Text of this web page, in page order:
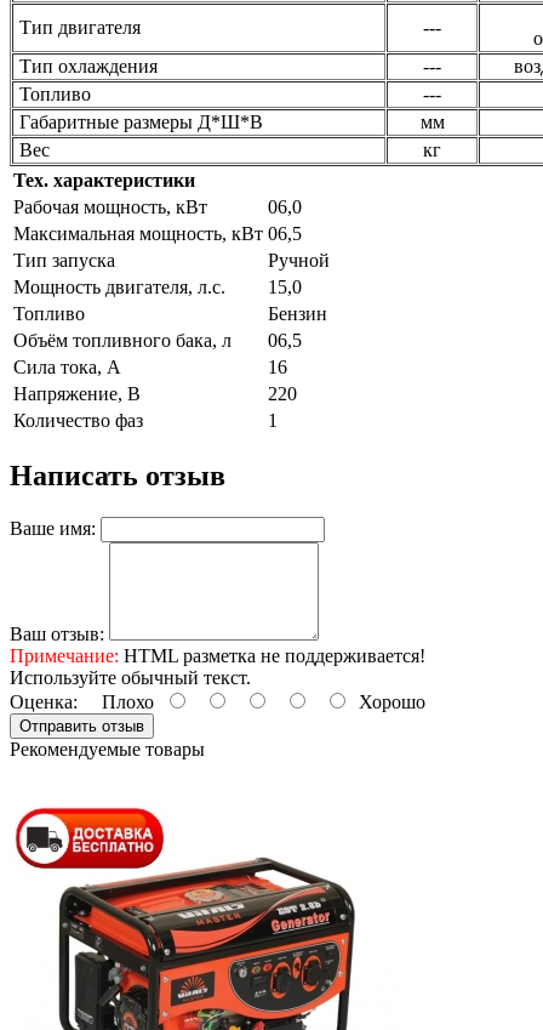
Тип двигателя
---
Тип охлаждения
---
Топливо
---
Габаритные размеры Д*Ш*В
мм
Вес
кг
Тех. характеристики
Рабочая мощность, кВт
06,0
Максимальная мощность, кВт 06,5
Тип запуска
Ручной
Мощность двигателя, л.с.
15,0
Топливо
Бензин
Объём топливного бака, л
06,5
Сила тока, А
16
Напряжение, В
220
Количество фаз
1
Написать отзыв
Ваше имя:
Ваш отзыв:
Примечание: HTML разметка не поддерживается!
Используйте обычный текст.
Оценка: Плохо Хорошо
Отправить отзыв
Рекомендуемые товары